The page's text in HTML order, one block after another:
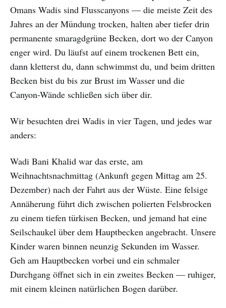
Omans Wadis sind Flusscanyons — die meiste Zeit des
Jahres an der Mündung trocken, halten aber tiefer drin
permanente smaragdgrüne Becken, dort wo der Canyon
enger wird. Du läufst auf einem trockenen Bett ein,
dann kletterst du, dann schwimmst du, und beim dritten
Becken bist du bis zur Brust im Wasser und die
Canyon-Wände schließen sich über dir.
Wir besuchten drei Wadis in vier Tagen, und jedes war
anders:
Wadi Bani Khalid war das erste, am
Weihnachtsnachmittag (Ankunft gegen Mittag am 25.
Dezember) nach der Fahrt aus der Wüste. Eine felsige
Annäherung führt dich zwischen polierten Felsbrocken
zu einem tiefen türkisen Becken, und jemand hat eine
Seilschaukel über dem Hauptbecken angebracht. Unsere
Kinder waren binnen neunzig Sekunden im Wasser.
Geh am Hauptbecken vorbei und ein schmaler
Durchgang öffnet sich in ein zweites Becken — ruhiger,
mit einem kleinen natürlichen Bogen darüber.